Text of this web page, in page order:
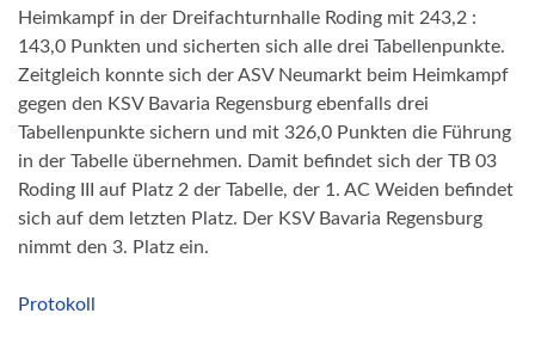
Heimkampf in der Dreifachturnhalle Roding mit 243,2 :
143,0 Punkten und sicherten sich alle drei Tabellenpunkte.
Zeitgleich konnte sich der ASV Neumarkt beim Heimkampf
gegen den KSV Bavaria Regensburg ebenfalls drei
Tabellenpunkte sichern und mit 326,0 Punkten die Führung
in der Tabelle übernehmen. Damit befindet sich der TB 03
Roding III auf Platz 2 der Tabelle, der 1. AC Weiden befindet
sich auf dem letzten Platz. Der KSV Bavaria Regensburg
nimmt den 3. Platz ein.
Protokoll